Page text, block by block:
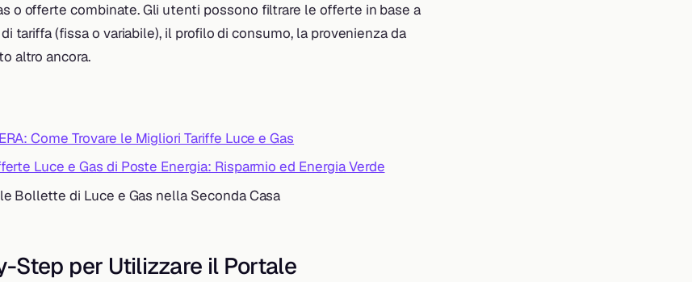
o offerte combinate. Gli utenti possono filtrare le offerte in base a
tariffa (fissa o variabile), il profilo di consumo, la provenienza da
altro ancora.
Come Trovare le Migliori Tariffe Luce e Gas
Luce e Gas di Poste Energia: Risparmio ed Energia Verde
Bollette di Luce e Gas nella Seconda Casa
Step per Utilizzare il Portale